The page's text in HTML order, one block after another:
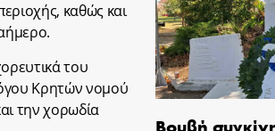
καθώς και
του
Κρητών νομού
την χορωδία
Βουβή